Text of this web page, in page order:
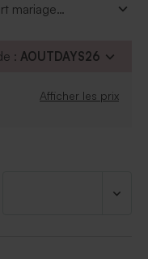
mariage
de
lui donnera
: AOUTDAYS26
Afficher les prix